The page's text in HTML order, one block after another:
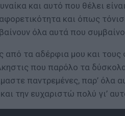
και αυτό που θέλει
και όπως
όλα αυτά που
από τα αδέρφια μου και τους
που παρόλο τα
παντρεμένες, παρ’ όλα
την ευχαριστώ πολύ γι’